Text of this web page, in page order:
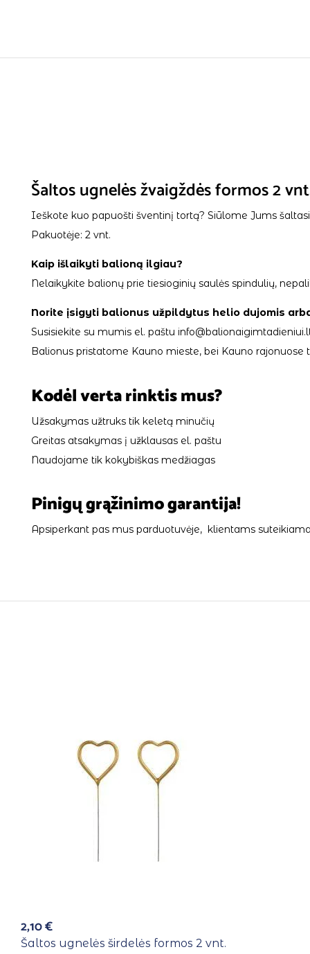
Šaltos ugnelės žvaigždės formos 2
Ieškote kuo papuošti šventinį tortą? Siūlome Jums
Pakuotėje: 2 vnt.
Kaip išlaikyti balioną ilgiau?
Nelaikykite balionų prie tiesioginių saulės spindulių,
Norite įsigyti balionus užpildytus helio dujomis
Susisiekite su mumis el. paštu
Balionus pristatome Kauno mieste, bei Kauno rajonuose
Kodėl verta rinktis mus?
Užsakymas užtruks tik keletą minučių
Greitas atsakymas į užklausas el. paštu
Naudojame tik kokybiškas medžiagas
Pinigų grąžinimo garantija!
Apsiperkant pas mus parduotuvėje, klientams
2,10€
Šaltos ugnelės širdelės formos 2 vnt.